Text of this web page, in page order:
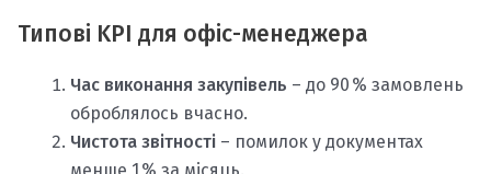
Типові KPI для офіс-менеджера
Час виконання закупівель – до 90 % замовлень
оброблялось вчасно.
Чистота звітності – помилок у документах